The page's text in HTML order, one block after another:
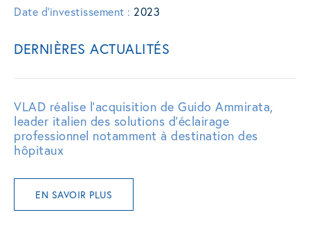
Date d'investissement : 2023
DERNIÈRES ACTUALITÉS
VLAD réalise l’acquisition de Guido Ammirata,
leader italien des solutions d’éclairage
professionnel notamment à destination des
hôpitaux
EN SAVOIR PLUS